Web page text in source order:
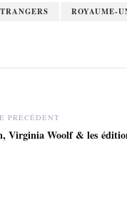
ROYAUME-
PRÉCÉDENT
Virginia Woolf & les